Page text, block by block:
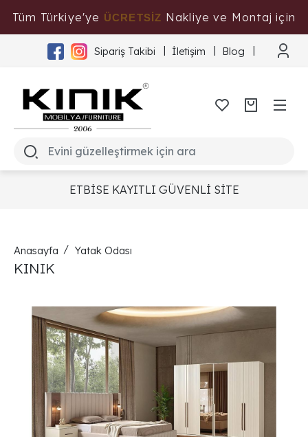
Tüm Türkiye'ye ÜCRETSİZ Nakliye ve Montaj için
Tıklayınız
Sipariş Takibi İletişim Blog
ETBİSE KAYITLI GÜVENLİ SİTE
Anasayfa Yatak Odası
KINIK